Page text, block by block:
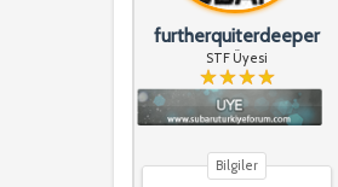
furtherquiterdeeper
STF Üyesi
Bilgiler